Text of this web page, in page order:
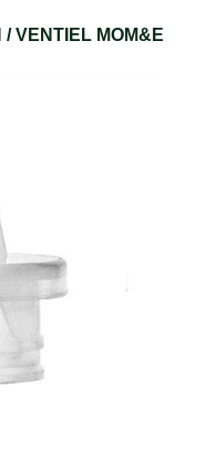
/ VENTIEL MOM&E